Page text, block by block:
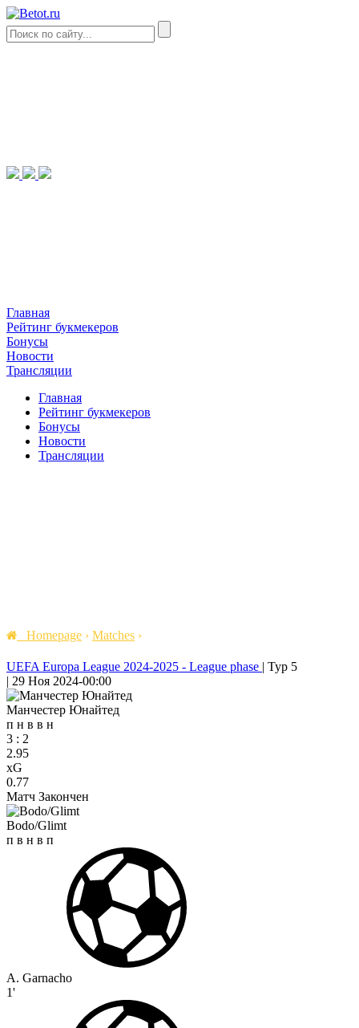
Главная
Рейтинг букмекеров
Бонусы
Новости
Трансляции
Главная
Рейтинг букмекеров
Бонусы
Новости
Трансляции
Homepage › Matches ›
UEFA Europa League 2024-2025 - League phase | Тур 5
| 29 Ноя 2024-00:00
Манчестер Юнайтед
п н в в н
3 : 2
2.95
xG
0.77
Матч Закончен
Bodo/Glimt
п в н в п
A. Garnacho
1'